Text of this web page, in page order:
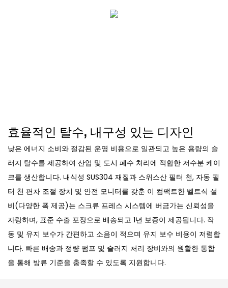
효율적인 탈수, 내구성 있는 디자인
낮은 에너지 소비와 절감된 운영 비용으로 일관되고 높은 용량의 슬
러지 탈수를 제공하여 산업 및 도시 폐수 처리에 적합한 저수분 케이
크를 생산합니다. 내식성 SUS304 재질과 스위스산 필터 천, 자동 필
터 천 편차 조절 장치 및 안전 모니터를 갖춘 이 컴팩트한 벨트식 설
비(다양한 폭 제공)는 스크류 프레스 시스템에 버금가는 신뢰성을
자랑하며, 표준 수출 포장으로 배송되고 1년 보증이 제공됩니다. 작
동 및 유지 보수가 간편하고 소음이 적으며 유지 보수 비용이 저렴합
니다. 빠른 배송과 정량 펌프 및 슬러지 처리 장비와의 원활한 통합
을 통해 방류 기준을 충족할 수 있도록 지원합니다.